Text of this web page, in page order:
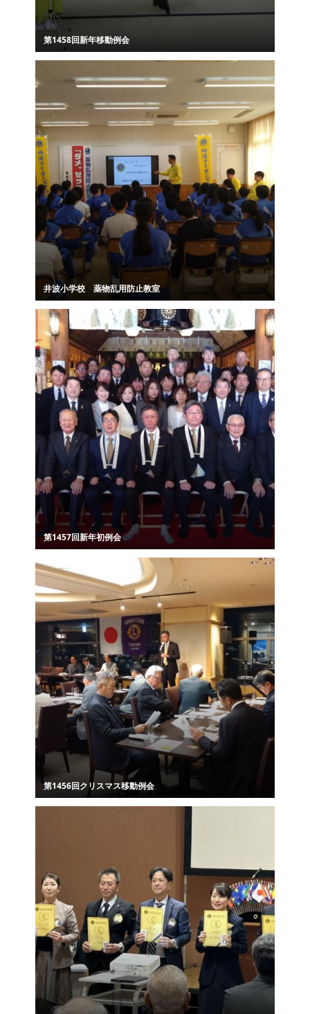
第1458回新年移動例会
井波小学校 薬物乱用防止教室
第1457回新年初例会
第1456回クリスマス移動例会